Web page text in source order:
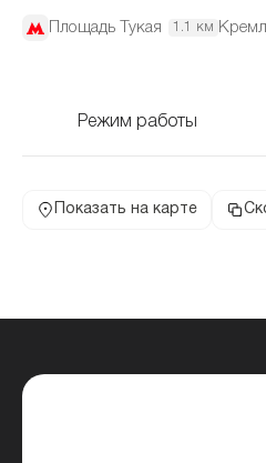
Площадь Тукая 1.1 км
Режим работы
Показать на карте